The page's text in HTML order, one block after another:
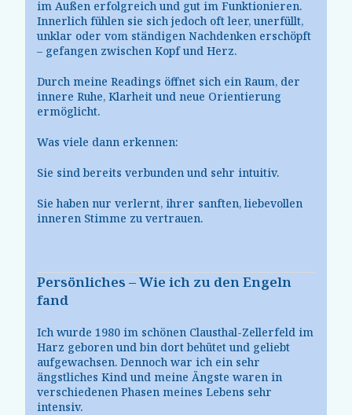
im Außen erfolgreich und gut im Funktionieren.
Innerlich fühlen sie sich jedoch oft leer, unerfüllt,
unklar oder vom ständigen Nachdenken erschöpft
– gefangen zwischen Kopf und Herz.
Durch meine Readings öffnet sich ein Raum, der
innere Ruhe, Klarheit und neue Orientierung
ermöglicht.
Was viele dann erkennen:
Sie sind bereits verbunden und sehr intuitiv.
Sie haben nur verlernt, ihrer sanften, liebevollen
inneren Stimme zu vertrauen.
Persönliches – Wie ich zu den Engeln
fand
Ich wurde 1980 im schönen Clausthal-Zellerfeld im
Harz geboren und bin dort behütet und geliebt
aufgewachsen. Dennoch war ich ein sehr
ängstliches Kind und meine Ängste waren in
verschiedenen Phasen meines Lebens sehr
intensiv.